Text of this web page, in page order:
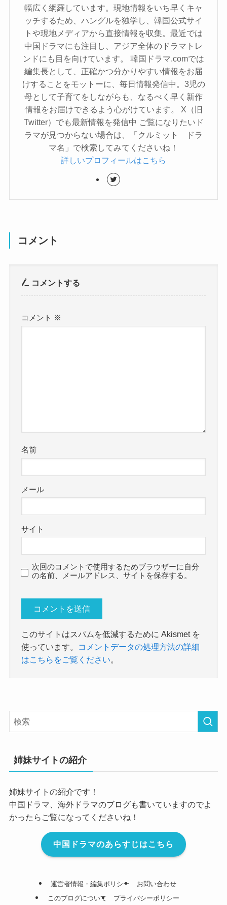
幅広く網羅しています。現地情報をいち早くキャ
ッチするため、ハングルを独学し、韓国公式サイ
トや現地メディアから直接情報を収集。最近では
中国ドラマにも注目し、アジア全体のドラマトレ
ンドにも目を向けています。 韓国ドラマ.comでは
編集長として、正確かつ分かりやすい情報をお届
けすることをモットーに、毎日情報発信中。3児の
母として子育てをしながらも、なるべく早く新作
情報をお届けできるよう心がけています。 X（旧
Twitter）でも最新情報を発信中 ご覧になりたいド
ラマが見つからない場合は、「クルミット ドラ
マ名」で検索してみてくださいね！
詳しいプロフィールはこちら
コメント
コメントする
コメント ※
名前
メール
サイト
次回のコメントで使用するためブラウザーに自分
の名前、メールアドレス、サイトを保存する。
このサイトはスパムを低減するために Akismet を
使っています。
コメントデータの処理方法の詳細
はこちらをご覧ください
姉妹サイトの紹介
姉妹サイトの紹介です！
中国ドラマ、海外ドラマのブログも書いていますのでよ
かったらご覧になってくださいね！
中国ドラマのあらすじはこちら
運営者情報・編集ポリシー
お問い合わせ
このブログについて
プライバシーポリシー